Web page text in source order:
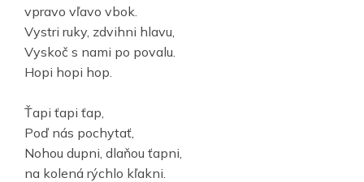
vpravo vľavo vbok.
Vystri ruky, zdvihni hlavu,
Vyskoč s nami po povalu.
Hopi hopi hop.
Ťapi ťapi ťap,
Poď nás pochytať,
Nohou dupni, dlaňou ťapni,
na kolená rýchlo kľakni.